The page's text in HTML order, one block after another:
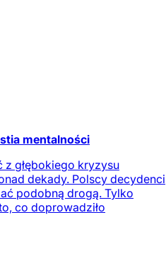
mentalności
z głębokiego kryzysu
dekady. Polscy decydenci
podobną drogą. Tylko
co doprowadziło